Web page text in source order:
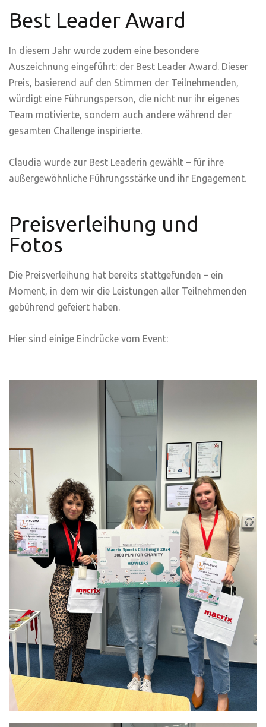
Best Leader Award
In diesem Jahr wurde zudem eine besondere
Auszeichnung eingeführt: der Best Leader Award . Dieser
Preis, basierend auf den Stimmen der Teilnehmenden,
würdigt eine Führungsperson, die nicht nur ihr eigenes
Team motivierte, sondern auch andere während der
gesamten Challenge inspirierte.
Claudia wurde zur Best Leaderin gewählt – für ihre
außergewöhnliche Führungsstärke und ihr Engagement.
Preisverleihung und
Fotos
Die Preisverleihung hat bereits stattgefunden – ein
Moment, in dem wir die Leistungen aller Teilnehmenden
gebührend gefeiert haben.
Hier sind einige Eindrücke vom Event: